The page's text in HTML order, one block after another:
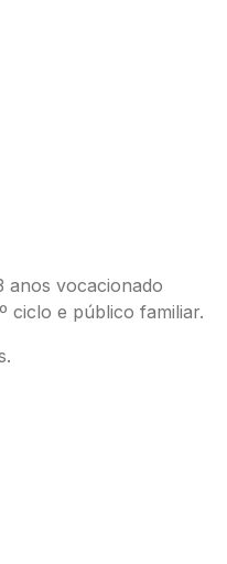
anos vocacionado
ciclo e público familiar.